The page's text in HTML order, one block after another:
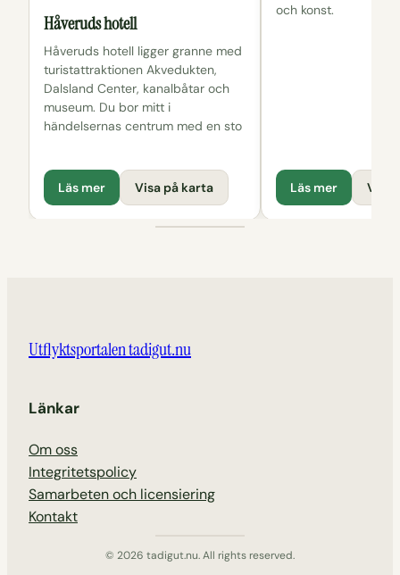
Håveruds hotell
Håveruds hotell ligger granne med
turistattraktionen Akvedukten,
Dalsland Center, kanalbåtar och
museum. Du bor mitt i
händelsernas centrum med en sto
Läs mer Visa på karta
och konst.
Läs mer Visa
Utflyktsportalen tadigut.nu
Länkar
Om oss
Integritetspolicy
Samarbeten och licensiering
Kontakt
© 2026 tadigut.nu. All rights reserved.